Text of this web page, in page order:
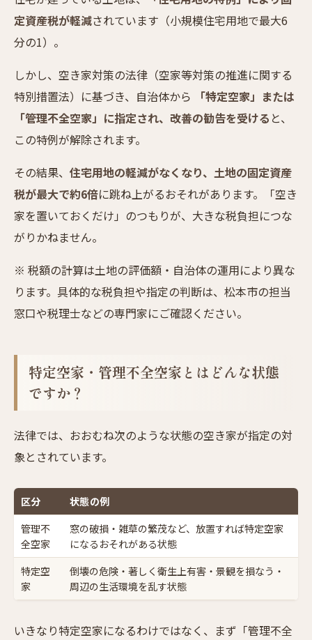
定資産税が軽減されています（小規模住宅用地で最大6
分の1）。
しかし、空き家対策の法律（空家等対策の推進に関する
特別措置法）に基づき、自治体から
「特定空家」または
「管理不全空家」に指定され、改善の勧告を受ける と、
この特例が解除されます。
その結果、 住宅用地の軽減がなくなり、土地の固定資産
税が最大で約6倍に跳ね上がるおそれがあります。「空き
家を置いておくだけ」のつもりが、大きな税負担につな
がりかねません。
※ 税額の計算は土地の評価額・自治体の運用により異な
ります。具体的な税負担や指定の判断は、松本市の担当
窓口や税理士などの専門家にご確認ください。
特定空家・管理不全空家とはどんな状態
ですか？
法律では、おおむね次のような状態の空き家が指定の対
象とされています。
区分
状態の例
管理不
全空家
窓の破損・雑草の繁茂など、放置すれば特定空家
になるおそれがある状態
特定空
家
倒壊の危険・著しく衛生上有害・景観を損なう・
周辺の生活環境を乱す状態
いきなり特定空家になるわけではなく、まず「管理不全